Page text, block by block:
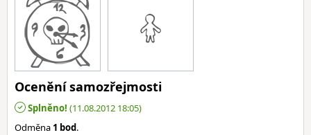
Ocenění samozřejmosti
Splněno! (11.08.2012 18:05)
Odměna 1 bod.